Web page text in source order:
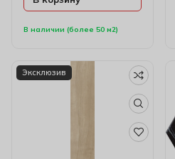
В наличии (более 50 м2)
Эксклюзив